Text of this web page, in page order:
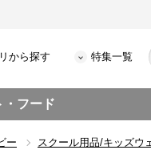
から探す 特集一覧
・フード
ー スクール用品/キッズウ